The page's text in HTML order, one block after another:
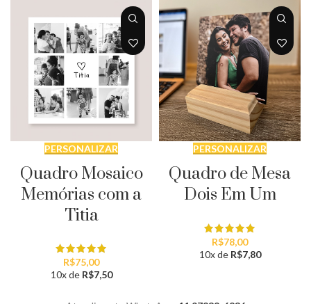
PERSONALIZAR
Quadro Mosaico
Memórias com a
Titia
R$75,00
10x de R$7,50
PERSONALIZAR
Quadro de Mesa
Dois Em Um
R$78,00
10x de R$7,80